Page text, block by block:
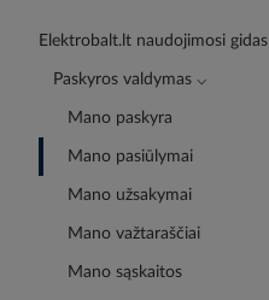
Elektrobalt.lt naudojimosi gidas
Paskyros valdymas ⌵
Mano paskyra
Mano pasiūlymai
Mano užsakymai
Mano važtaraščiai
Mano sąskaitos